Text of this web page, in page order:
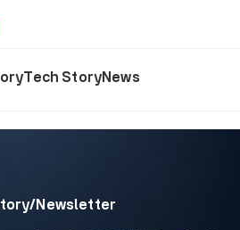
| kt cloud
Tech StoryNews
Newsletter